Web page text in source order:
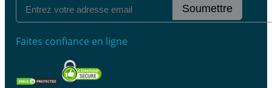
Soumettre
Faites confiance en ligne